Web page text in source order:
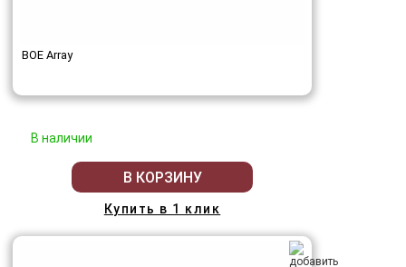
BOE Array
В наличии
В КОРЗИНУ
Купить в 1 клик